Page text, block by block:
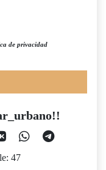
de privacidad
47